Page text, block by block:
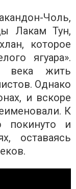
Чоль,
Лакам Тун,
которое
ягуара».
века жить
Однако
и вскоре
К
покинуто и
оставаясь